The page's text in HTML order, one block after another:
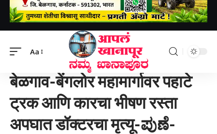
Aa
बेळगाव जिल्हा>बेळगाव-बेंगलोर महामार्गावर पहाटे ट्रक आणि कारचा भीषण रस्ता अपघात डॉक्टरचा मृत्यू-ಪುಣೆ-ಬೆಂಗಳೂರು ಹೆದ್ದಾರಿಯಲ್ಲಿ ಬೆಳಗಿನ ಜಾವ ಸಂಭವಿಸಿದ ಭೀಕರ ರಸ್ತೆ ಅಪಘಾತದಲ್ಲಿ ವೈದ್ಯೆ ಸಾವನ್ನಪ್ಪಿದ್ದಾರೆ.
बेळगाव-बेंगलोर महामार्गावर पहाटे
ट्रक आणि कारचा भीषण रस्ता
अपघात डॉक्टरचा मृत्यू-ಪುಣೆ-